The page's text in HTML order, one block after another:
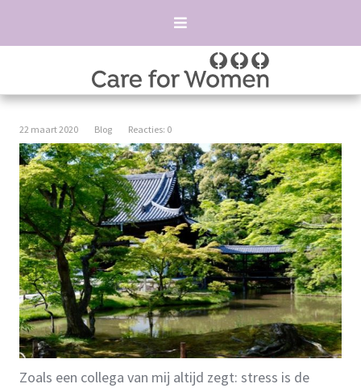
22 maart 2020 Blog Reacties: 0
Zoals een collega van mij altijd zegt: stress is de